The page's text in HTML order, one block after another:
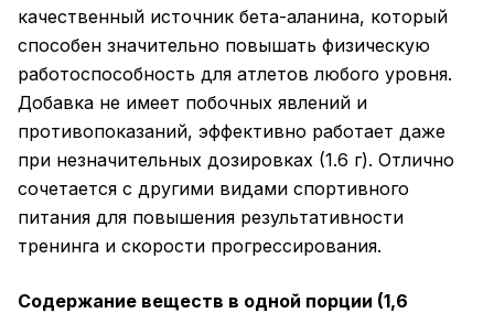
качественный источник бета-аланина, который
способен значительно повышать физическую
работоспособность для атлетов любого уровня.
Добавка не имеет побочных явлений и
противопоказаний, эффективно работает даже
при незначительных дозировках (1.6 г). Отлично
сочетается с другими видами спортивного
питания для повышения результативности
тренинга и скорости прогрессирования.
Содержание веществ в одной порции (1,6